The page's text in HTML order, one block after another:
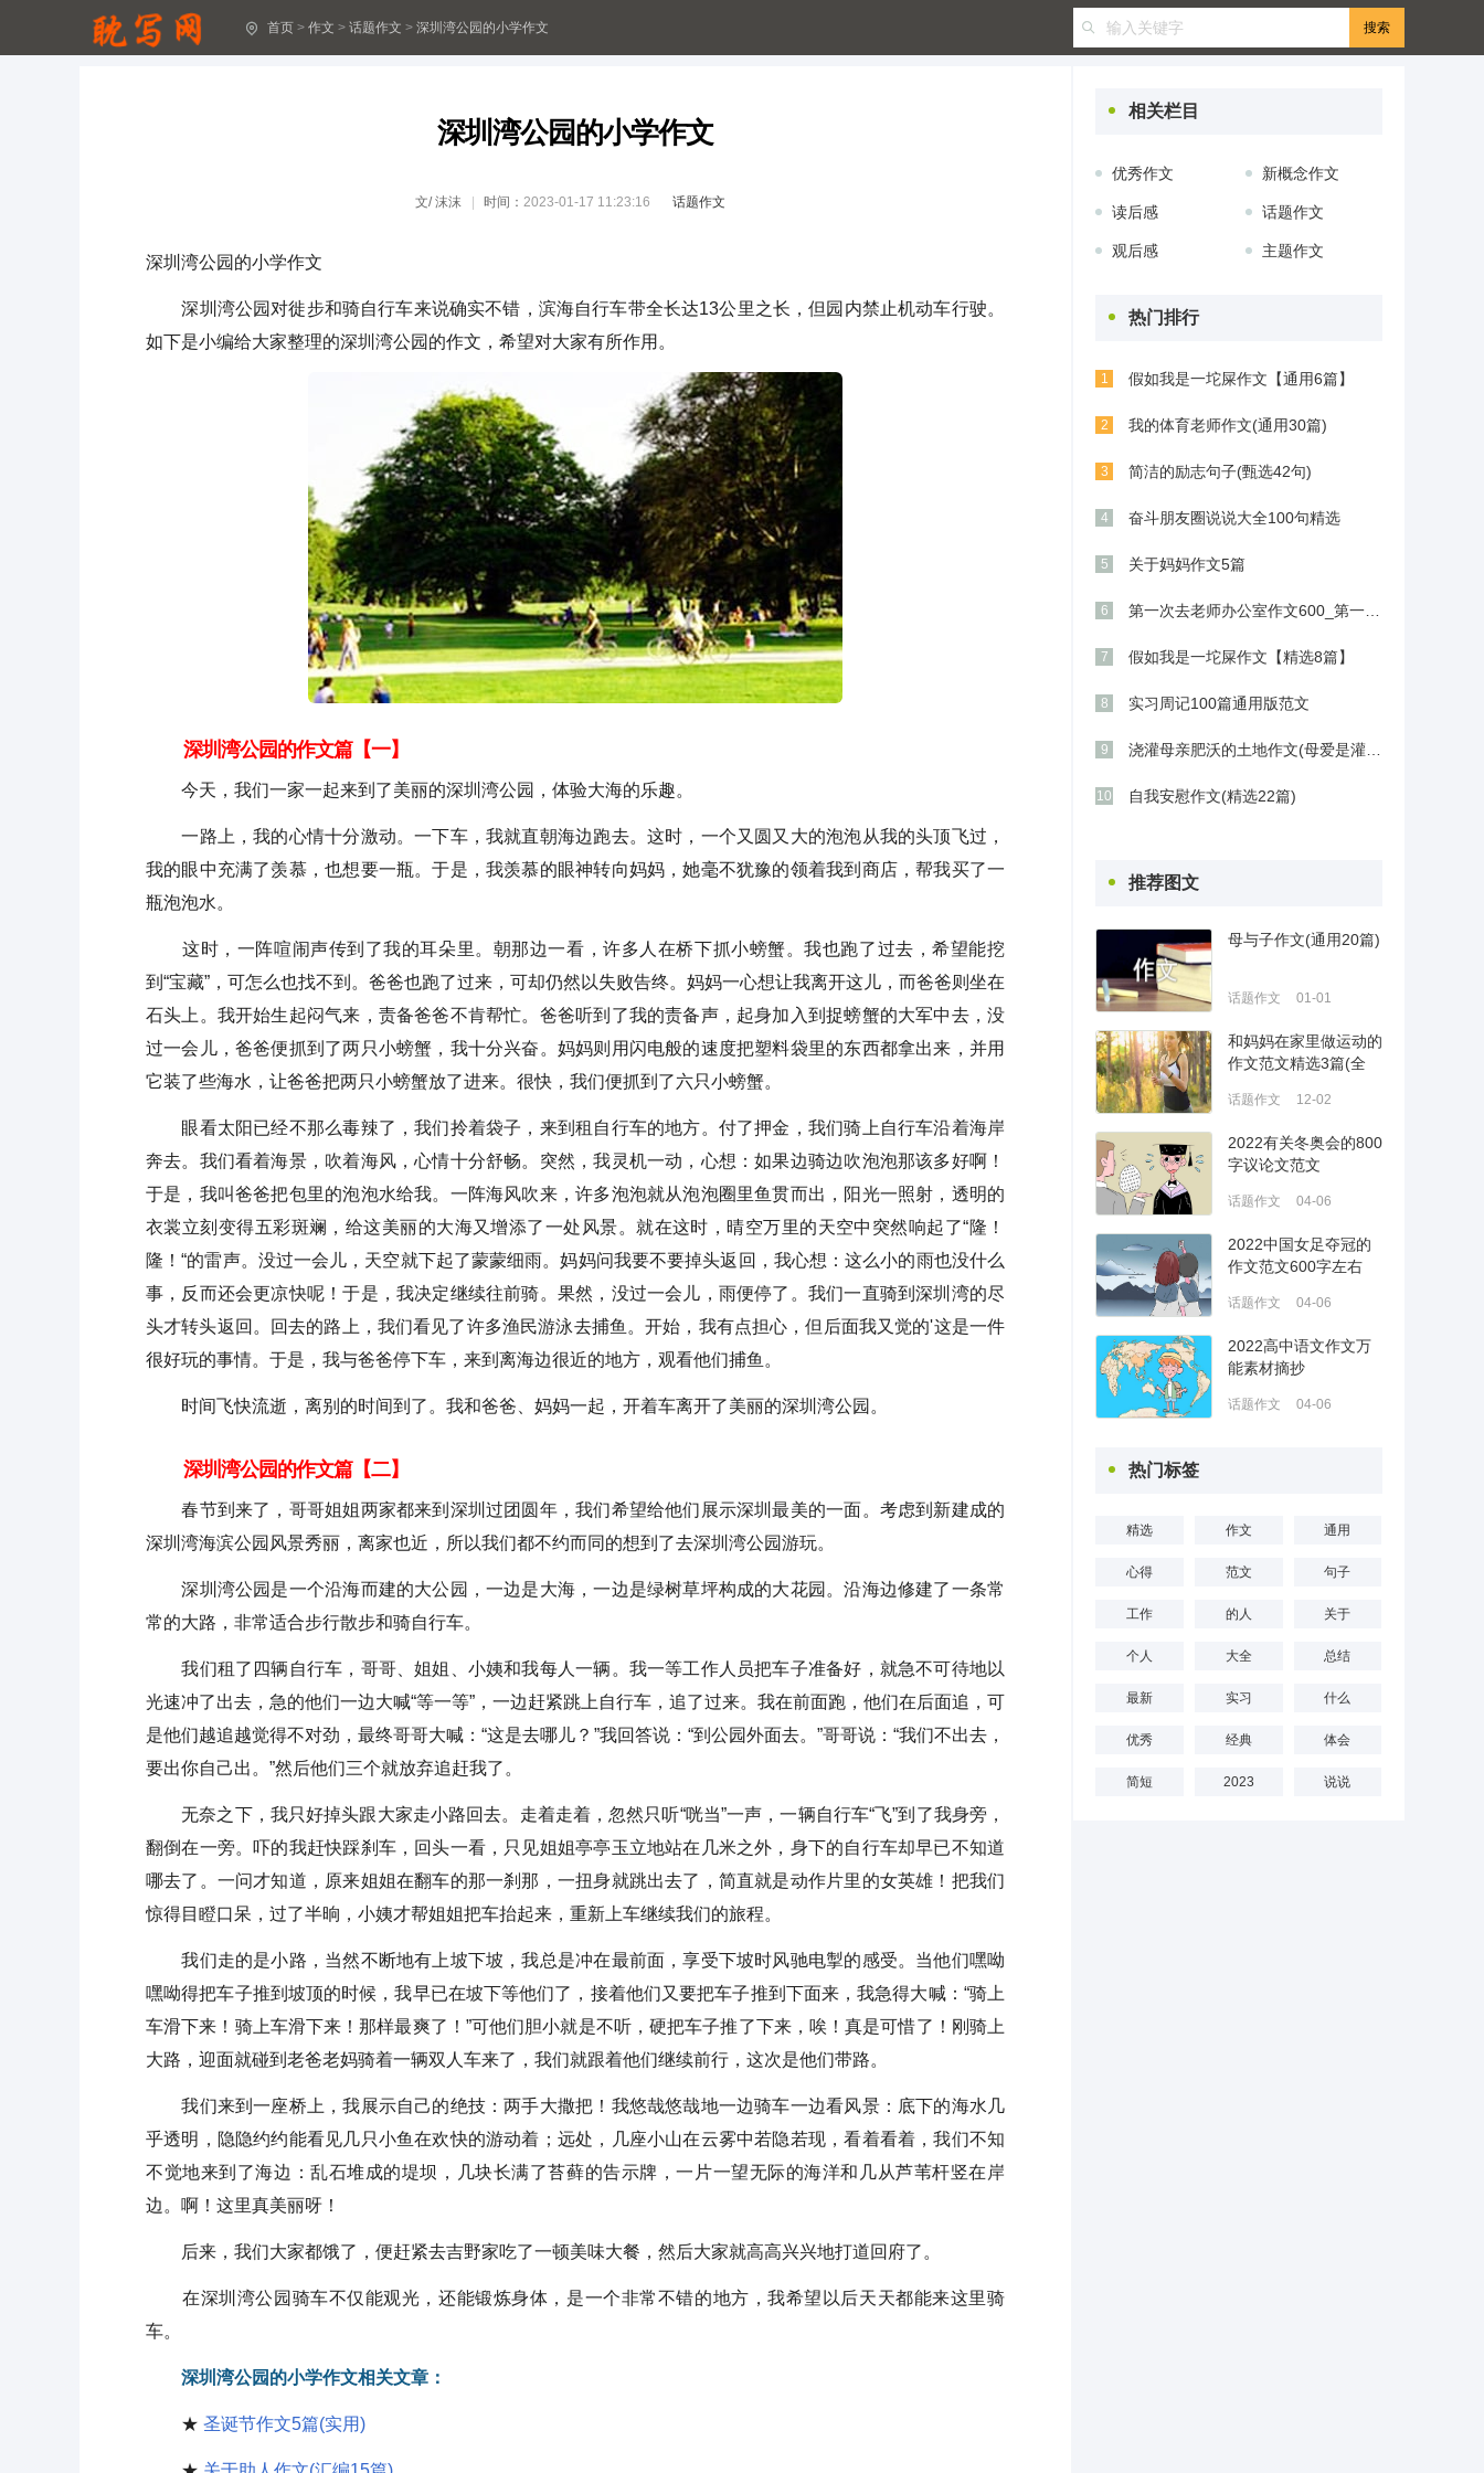
首页 > 作文 > 话题作文 > 深圳湾公园的小学作文
深圳湾公园的小学作文
文/沫沫 时间： 2023-01-17 11:23:16 话题作文
深圳湾公园的小学作文
深圳湾公园对徙步和骑自行车来说确实不错，滨海自行车带全长达13公里之长，但园内禁止机动车行驶。
如下是小编给大家整理的深圳湾公园的作文，希望对大家有所作用。
深圳湾公园的作文篇【一】
今天，我们一家一起来到了美丽的深圳湾公园，体验大海的乐趣。
一路上，我的心情十分激动。一下车，我就直朝海边跑去。这时，一个又圆又大的泡泡从我的头顶飞过，
我的眼中充满了羡慕，也想要一瓶。于是，我羡慕的眼神转向妈妈，她毫不犹豫的领着我到商店，帮我买了一
瓶泡泡水。
这时，一阵喧闹声传到了我的耳朵里。朝那边一看，许多人在桥下抓小螃蟹。我也跑了过去，希望能挖
到“宝藏”，可怎么也找不到。爸爸也跑了过来，可却仍然以失败告终。妈妈一心想让我离开这儿，而爸爸则坐在
石头上。我开始生起闷气来，责备爸爸不肯帮忙。爸爸听到了我的责备声，起身加入到捉螃蟹的大军中去，没
过一会儿，爸爸便抓到了两只小螃蟹，我十分兴奋。妈妈则用闪电般的速度把塑料袋里的东西都拿出来，并用
它装了些海水，让爸爸把两只小螃蟹放了进来。很快，我们便抓到了六只小螃蟹。
眼看太阳已经不那么毒辣了，我们拎着袋子，来到租自行车的地方。付了押金，我们骑上自行车沿着海岸
奔去。我们看着海景，吹着海风，心情十分舒畅。突然，我灵机一动，心想：如果边骑边吹泡泡那该多好啊！
于是，我叫爸爸把包里的泡泡水给我。一阵海风吹来，许多泡泡就从泡泡圈里鱼贯而出，阳光一照射，透明的
衣裳立刻变得五彩斑斓，给这美丽的大海又增添了一处风景。就在这时，晴空万里的天空中突然响起了“隆！
隆！“的雷声。没过一会儿，天空就下起了蒙蒙细雨。妈妈问我要不要掉头返回，我心想：这么小的雨也没什么
事，反而还会更凉快呢！于是，我决定继续往前骑。果然，没过一会儿，雨便停了。我们一直骑到深圳湾的尽
头才转头返回。回去的路上，我们看见了许多渔民游泳去捕鱼。开始，我有点担心，但后面我又觉的'这是一件
很好玩的事情。于是，我与爸爸停下车，来到离海边很近的地方，观看他们捕鱼。
时间飞快流逝，离别的时间到了。我和爸爸、妈妈一起，开着车离开了美丽的深圳湾公园。
深圳湾公园的作文篇【二】
春节到来了，哥哥姐姐两家都来到深圳过团圆年，我们希望给他们展示深圳最美的一面。考虑到新建成的
深圳湾海滨公园风景秀丽，离家也近，所以我们都不约而同的想到了去深圳湾公园游玩。
深圳湾公园是一个沿海而建的大公园，一边是大海，一边是绿树草坪构成的大花园。沿海边修建了一条常
常的大路，非常适合步行散步和骑自行车。
我们租了四辆自行车，哥哥、姐姐、小姨和我每人一辆。我一等工作人员把车子准备好，就急不可待地以
光速冲了出去，急的他们一边大喊“等一等”，一边赶紧跳上自行车，追了过来。我在前面跑，他们在后面追，可
是他们越追越觉得不对劲，最终哥哥大喊：“这是去哪儿？”我回答说：“到公园外面去。”哥哥说：“我们不出去，
要出你自己出。”然后他们三个就放弃追赶我了。
无奈之下，我只好掉头跟大家走小路回去。走着走着，忽然只听“咣当”一声，一辆自行车“飞”到了我身旁，
翻倒在一旁。吓的我赶快踩刹车，回头一看，只见姐姐亭亭玉立地站在几米之外，身下的自行车却早已不知道
哪去了。一问才知道，原来姐姐在翻车的那一刹那，一扭身就跳出去了，简直就是动作片里的女英雄！把我们
惊得目瞪口呆，过了半晌，小姨才帮姐姐把车抬起来，重新上车继续我们的旅程。
我们走的是小路，当然不断地有上坡下坡，我总是冲在最前面，享受下坡时风驰电掣的感受。当他们嘿呦
嘿呦得把车子推到坡顶的时候，我早已在坡下等他们了，接着他们又要把车子推到下面来，我急得大喊：“骑上
车滑下来！骑上车滑下来！那样最爽了！”可他们胆小就是不听，硬把车子推了下来，唉！真是可惜了！刚骑上
大路，迎面就碰到老爸老妈骑着一辆双人车来了，我们就跟着他们继续前行，这次是他们带路。
我们来到一座桥上，我展示自己的绝技：两手大撒把！我悠哉悠哉地一边骑车一边看风景：底下的海水几
乎透明，隐隐约约能看见几只小鱼在欢快的游动着；远处，几座小山在云雾中若隐若现，看着看着，我们不知
不觉地来到了海边：乱石堆成的堤坝，几块长满了苔藓的告示牌，一片一望无际的海洋和几从芦苇杆竖在岸
边。啊！这里真美丽呀！
后来，我们大家都饿了，便赶紧去吉野家吃了一顿美味大餐，然后大家就高高兴兴地打道回府了。
在深圳湾公园骑车不仅能观光，还能锻炼身体，是一个非常不错的地方，我希望以后天天都能来这里骑
车。
深圳湾公园的小学作文相关文章：
★ 圣诞节作文5篇(实用)
圣诞节作文5篇(实用)
我和妈妈作文800字(精选37篇)
相关栏目
优秀作文 新概念作文
读后感 话题作文
观后感 主题作文
热门排行
1 假如我是一坨屎作文【通用6篇】
2 我的体育老师作文(通用30篇)
3 简洁的励志句子(甄选42句)
4 奋斗朋友圈说说大全100句精选
5 关于妈妈作文5篇
6
7 假如我是一坨屎作文【精选8篇】
8 实习周记100篇通用版范文
9
10 自我安慰作文(精选22篇)
推荐图文
母与子作文(通用20篇)
话题作文 01-01
和妈妈在家里做运动的
作文范文精选3篇(全
话题作文 12-02
2022有关冬奥会的800
字议论文范文
话题作文 04-06
2022中国女足夺冠的
作文范文600字左右
话题作文 04-06
2022高中语文作文万
能素材摘抄
话题作文 04-06
热门标签
精选 作文 通用
心得 范文 句子
工作 的人 关于
个人 大全 总结
最新 实习 什么
优秀 经典 体会
简短 2023 说说